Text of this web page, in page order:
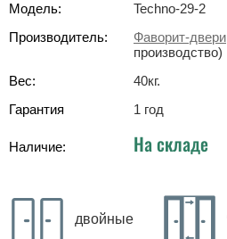
Модель:
Techno-29-2
Производитель:
Фаворит-двери
производство)
Вес:
40кг.
Гарантия
1 год
Наличие: На складе
двойные